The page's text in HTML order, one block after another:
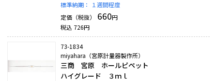
標準納期：
１週間程度
定価（税抜）
660円
税込 726円
73-1834
miyahara（宮原計量器製作所）
三商 宮原 ホールピペット
ハイグレード ３ｍｌ